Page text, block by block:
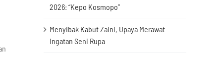
2026: “Kepo Kosmopo”
Menyibak Kabut Zaini, Upaya Merawat
Ingatan Seni Rupa